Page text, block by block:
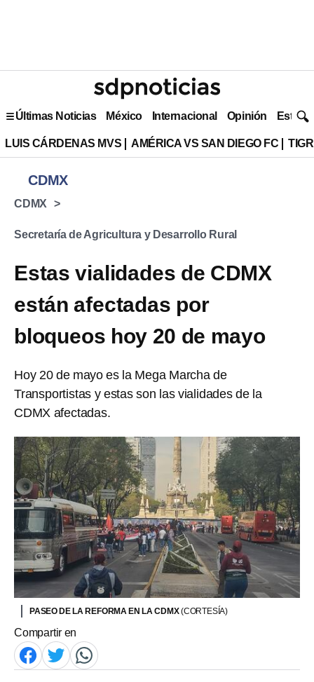
Últimas Noticias México Internacional Opinión Estilo
LUIS CÁRDENAS MVS AMÉRICA VS SAN DIEGO FC
CDMX
CDMX
Secretaría de Agricultura y Desarrollo Rural
Estas vialidades de CDMX
están afectadas por
bloqueos hoy 20 de mayo
Hoy 20 de mayo es la Mega Marcha de
Transportistas y estas son las vialidades de la
CDMX afectadas.
PASEO DE LA REFORMA EN LA CDMX(CORTESÍA)
Compartir en